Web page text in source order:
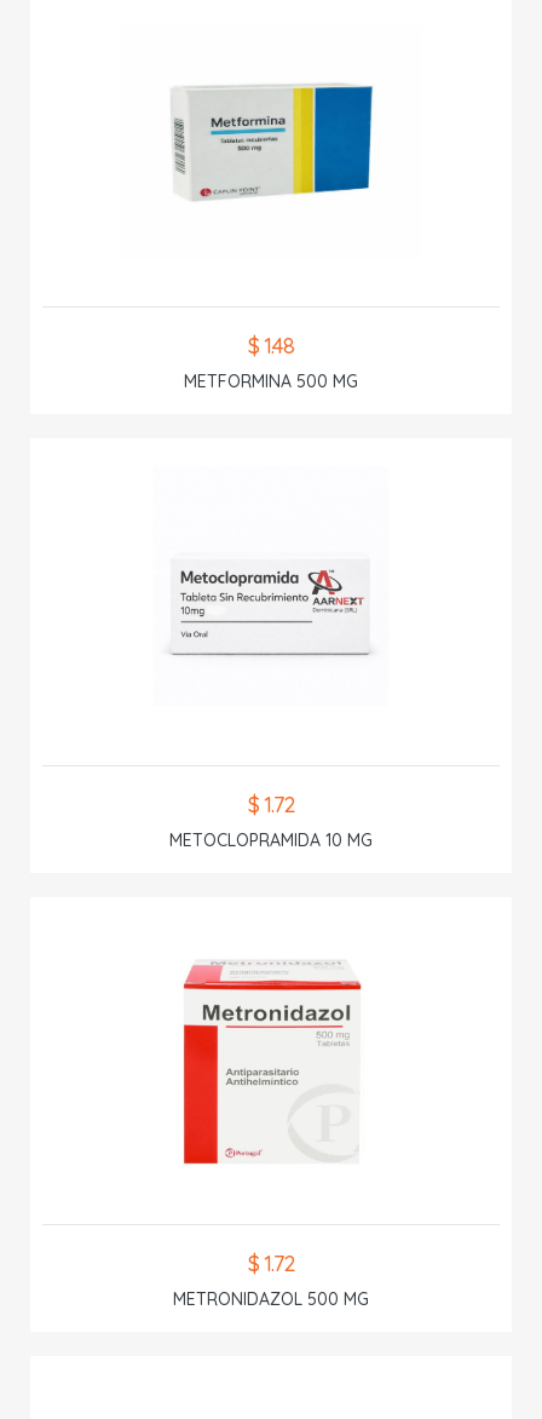
$ 1.48
METFORMINA 500 MG
$ 1.72
METOCLOPRAMIDA 10 MG
$ 1.72
METRONIDAZOL 500 MG